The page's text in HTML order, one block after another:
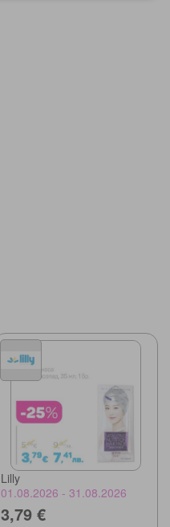
Lilly
01.08.2026 - 31.08.2026
3,79 €